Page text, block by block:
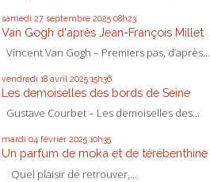
samedi 27 septembre 2025 08h23
Van Gogh d'après Jean-François Millet
Vincent Van Gogh – Premiers pas, d’après...
vendredi 18 avril 2025 15h36
Les demoiselles des bords de Seine
Gustave Courbet – Les demoiselles des...
mardi 04 février 2025 10h35
Un parfum de moka et de térébenthine
Quel plaisir de retrouver,...